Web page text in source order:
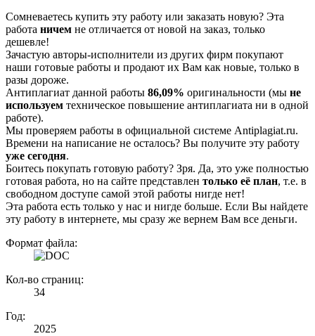
Сомневаетесь купить эту работу или заказать новую? Эта
работа ничем не отличается от новой на заказ, только
дешевле!
Зачастую авторы-исполнители из других фирм покупают
наши готовые работы и продают их Вам как новые, только в
разы дороже.
Антиплагиат данной работы 86,09% оригинальности (мы не
используем техническое повышение антиплагиата ни в одной
работе).
Мы проверяем работы в официальной системе Аntiplagiat.ru.
Времени на написание не осталось? Вы получите эту работу
уже сегодня.
Боитесь покупать готовую работу? Зря. Да, это уже полностью
готовая работа, но на сайте представлен только её план, т.е. в
свободном доступе самой этой работы нигде нет!
Эта работа есть только у нас и нигде больше. Если Вы найдете
эту работу в интернете, мы сразу же вернем Вам все деньги.
Формат файла:
Кол-во страниц:
34
Год:
2025